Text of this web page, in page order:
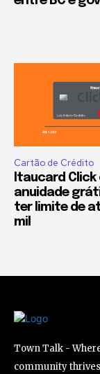
Cartão de Crédito
Itaucard Click
anuidade
ter limite de
mil
Town Talk -
community